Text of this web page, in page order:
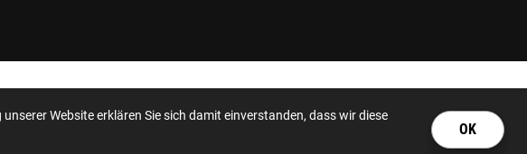
OK
Website erklären Sie sich damit einverstanden, dass wir diese